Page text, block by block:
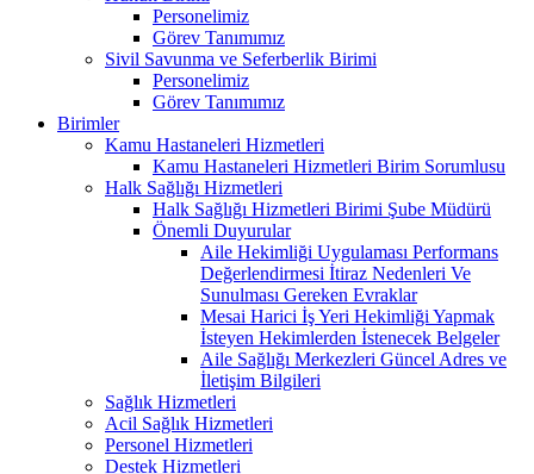
Personelimiz
Görev Tanımımız
Sivil Savunma ve Seferberlik Birimi
Personelimiz
Görev Tanımımız
Birimler
Kamu Hastaneleri Hizmetleri
Kamu Hastaneleri Hizmetleri Birim Sorumlusu
Halk Sağlığı Hizmetleri
Halk Sağlığı Hizmetleri Birimi Şube Müdürü
Önemli Duyurular
Aile Hekimliği Uygulaması Performans
Değerlendirmesi İtiraz Nedenleri Ve
Sunulması Gereken Evraklar
Mesai Harici İş Yeri Hekimliği Yapmak
İsteyen Hekimlerden İstenecek Belgeler
Aile Sağlığı Merkezleri Güncel Adres ve
İletişim Bilgileri
Sağlık Hizmetleri
Acil Sağlık Hizmetleri
Personel Hizmetleri
Destek Hizmetleri